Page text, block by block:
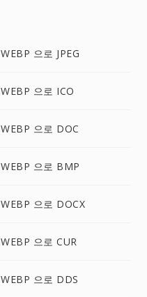
WEBP 으로 JPEG
WEBP 으로 ICO
WEBP 으로 DOC
WEBP 으로 BMP
WEBP 으로 DOCX
WEBP 으로 CUR
WEBP 으로 DDS